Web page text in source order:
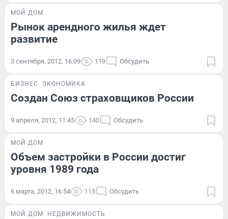
МОЙ ДОМ
Рынок арендного жилья ждет
развитие
3 сентября, 2012, 16:09 119 Обсудить
БИЗНЕС ЭКОНОМИКА
Создан Союз страховщиков России
9 апреля, 2012, 11:45 140 Обсудить
МОЙ ДОМ
Объем застройки в России достиг
уровня 1989 года
6 марта, 2012, 16:54 115 Обсудить
МОЙ ДОМ НЕДВИЖИМОСТЬ